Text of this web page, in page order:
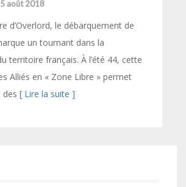
août 2018
d’Overlord, le débarquement de
un tournant dans la
territoire français. À l’été 44, cette
Alliés en « Zone Libre » permet
des [ Lire la suite ]